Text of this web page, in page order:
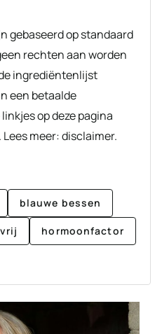
rechten aan worden
ingrediëntenlijst
een betaalde
op deze pagina
meer: disclaimer.
blauwe bessen
hormoonfactor